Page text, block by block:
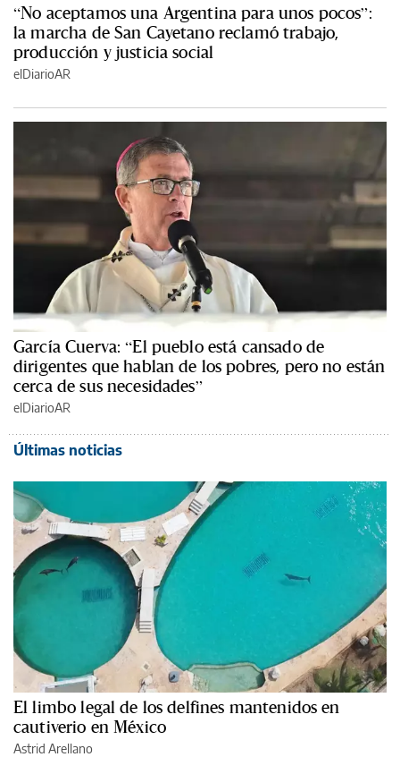
“No aceptamos una Argentina para unos pocos”:
la marcha de San Cayetano reclamó trabajo,
producción y justicia social
elDiarioAR
García Cuerva: “El pueblo está cansado de
dirigentes que hablan de los pobres, pero no están
cerca de sus necesidades”
elDiarioAR
Últimas noticias
El limbo legal de los delfines mantenidos en
cautiverio en México
Astrid Arellano